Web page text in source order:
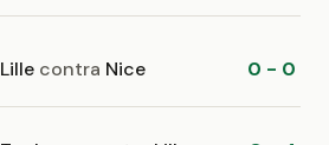
Lille contra Nice 0 - 0